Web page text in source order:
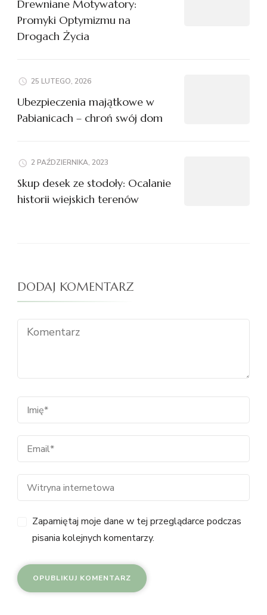
Drewniane Motywatory:
Promyki Optymizmu na
Drogach Życia
25 LUTEGO, 2026
Ubezpieczenia majątkowe w
Pabianicach – chroń swój dom
2 PAŹDZIERNIKA, 2023
Skup desek ze stodoły: Ocalanie
historii wiejskich terenów
DODAJ KOMENTARZ
Zapamiętaj moje dane w tej przeglądarce podczas
pisania kolejnych komentarzy.